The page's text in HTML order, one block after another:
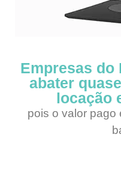
Empresas do
abater
locação
pois o valor pago